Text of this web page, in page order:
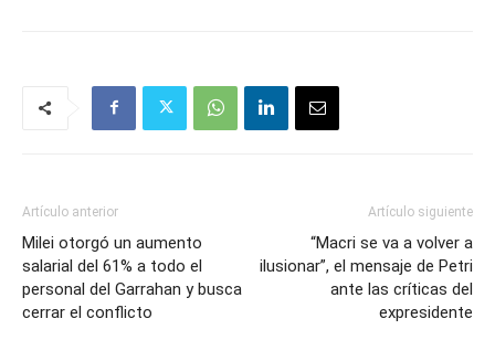
Artículo anterior
Milei otorgó un aumento
salarial del 61% a todo el
personal del Garrahan y busca
cerrar el conflicto
Artículo siguiente
“Macri se va a volver a
ilusionar”, el mensaje de Petri
ante las críticas del
expresidente